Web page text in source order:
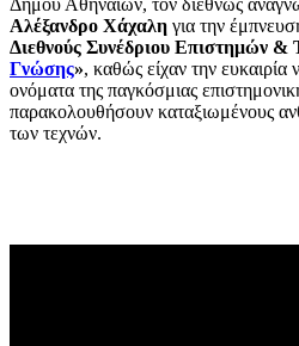
Δήμου Αθηναίων, τον διεθνώς
Αλέξανδρο Χάχαλη για την
Διεθνούς Συνέδριου Επιστημών &
Γνώσης», καθώς είχαν την
ονόματα της παγκόσμιας
παρακολουθήσουν καταξιωμένους
των τεχνών.